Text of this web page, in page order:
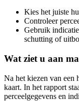
Kies het juiste
Controleer
Gebruik
schutting of
Wat ziet u aan
Na het kiezen van een
kaart. In het rapport
perceelgegevens en